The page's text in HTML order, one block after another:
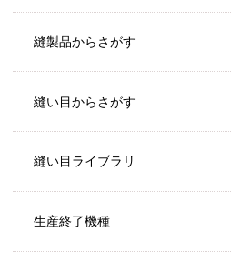
縫製品からさがす
縫い目からさがす
縫い目ライブラリ
生産終了機種